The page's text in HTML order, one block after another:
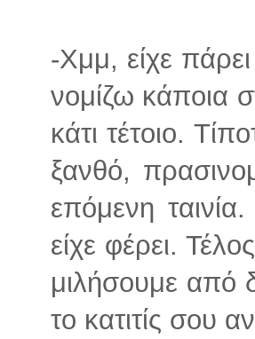
-Χμμ, είχε
νομίζω κάποια
κάτι τέτοιο.
ξανθό,
επόμενη
είχε φέρει.
μιλήσουμε από
το κατιτίς σου